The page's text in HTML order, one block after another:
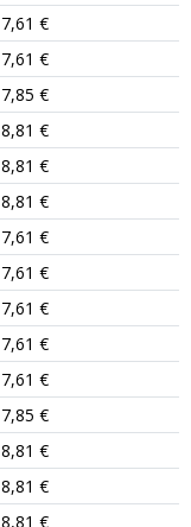
7,61 €
7,61 €
7,85 €
8,81 €
8,81 €
8,81 €
7,61 €
7,61 €
7,61 €
7,61 €
7,61 €
7,85 €
8,81 €
8,81 €
8,81 €